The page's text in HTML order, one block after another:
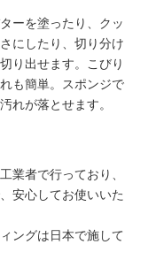
ーを塗ったり、クッ
にしたり、切り分け
り出せます。こびり
も簡単。スポンジで
れが落とせます。
業者で行っており、
安心してお使いいた
ングは日本で施して